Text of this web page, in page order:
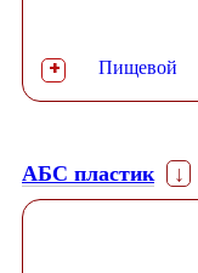
Пищевой
+
АБС пластик ↓